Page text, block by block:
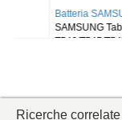
Batteria SAMSUNG
SAMSUNG Tab Active
T540/T545/T547
Ricerche